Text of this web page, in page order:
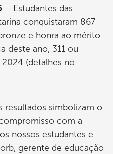
– Estudantes das
conquistaram 867
e honra ao mérito
deste ano, 311 ou
(detalhes no
resultados simbolizam o
com a
nossos estudantes e
gerente de educação